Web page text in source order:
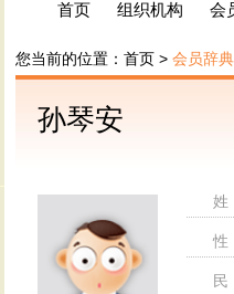
首页 组织机构 会
您当前的位置： 首页 > 会员辞典
孙琴安